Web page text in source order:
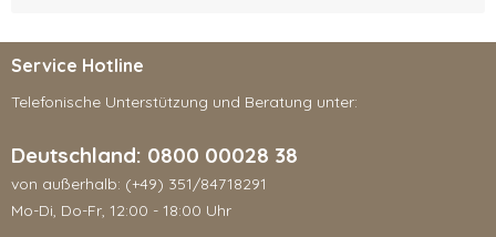
Service Hotline
Telefonische Unterstützung und Beratung unter:
Deutschland: 0800 00028 38
von außerhalb: (+49) 351/84718291
Mo-Di, Do-Fr, 12:00 - 18:00 Uhr